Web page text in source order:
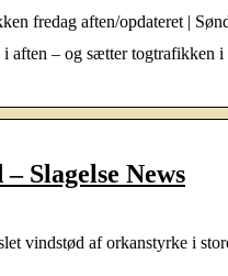
fredag aften/opdateret |
– og sætter togtrafikken
Slagelse News
vindstød af orkanstyrke i